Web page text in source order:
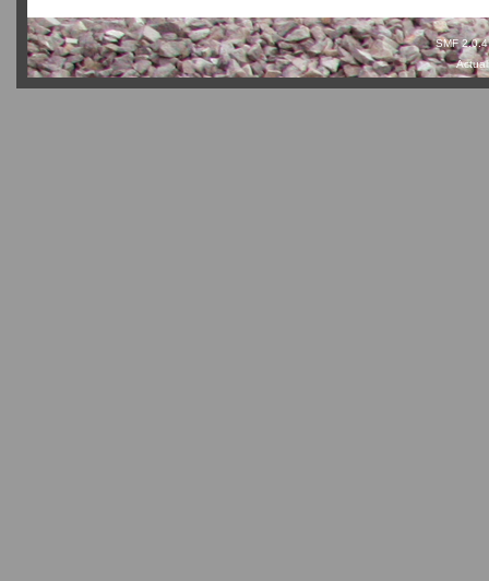
SMF 2.0.4